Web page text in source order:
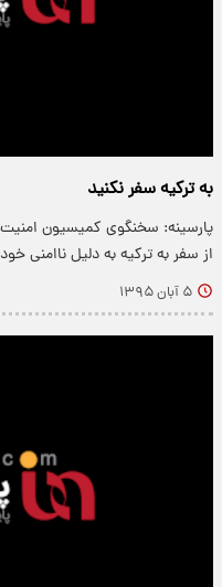
به ترکیه سفر نکنید
پارسینه: سخنگوی کمیسیون
از سفر به ترکیه به دلیل ناامنی
۵ آبان ۱۳۹۵